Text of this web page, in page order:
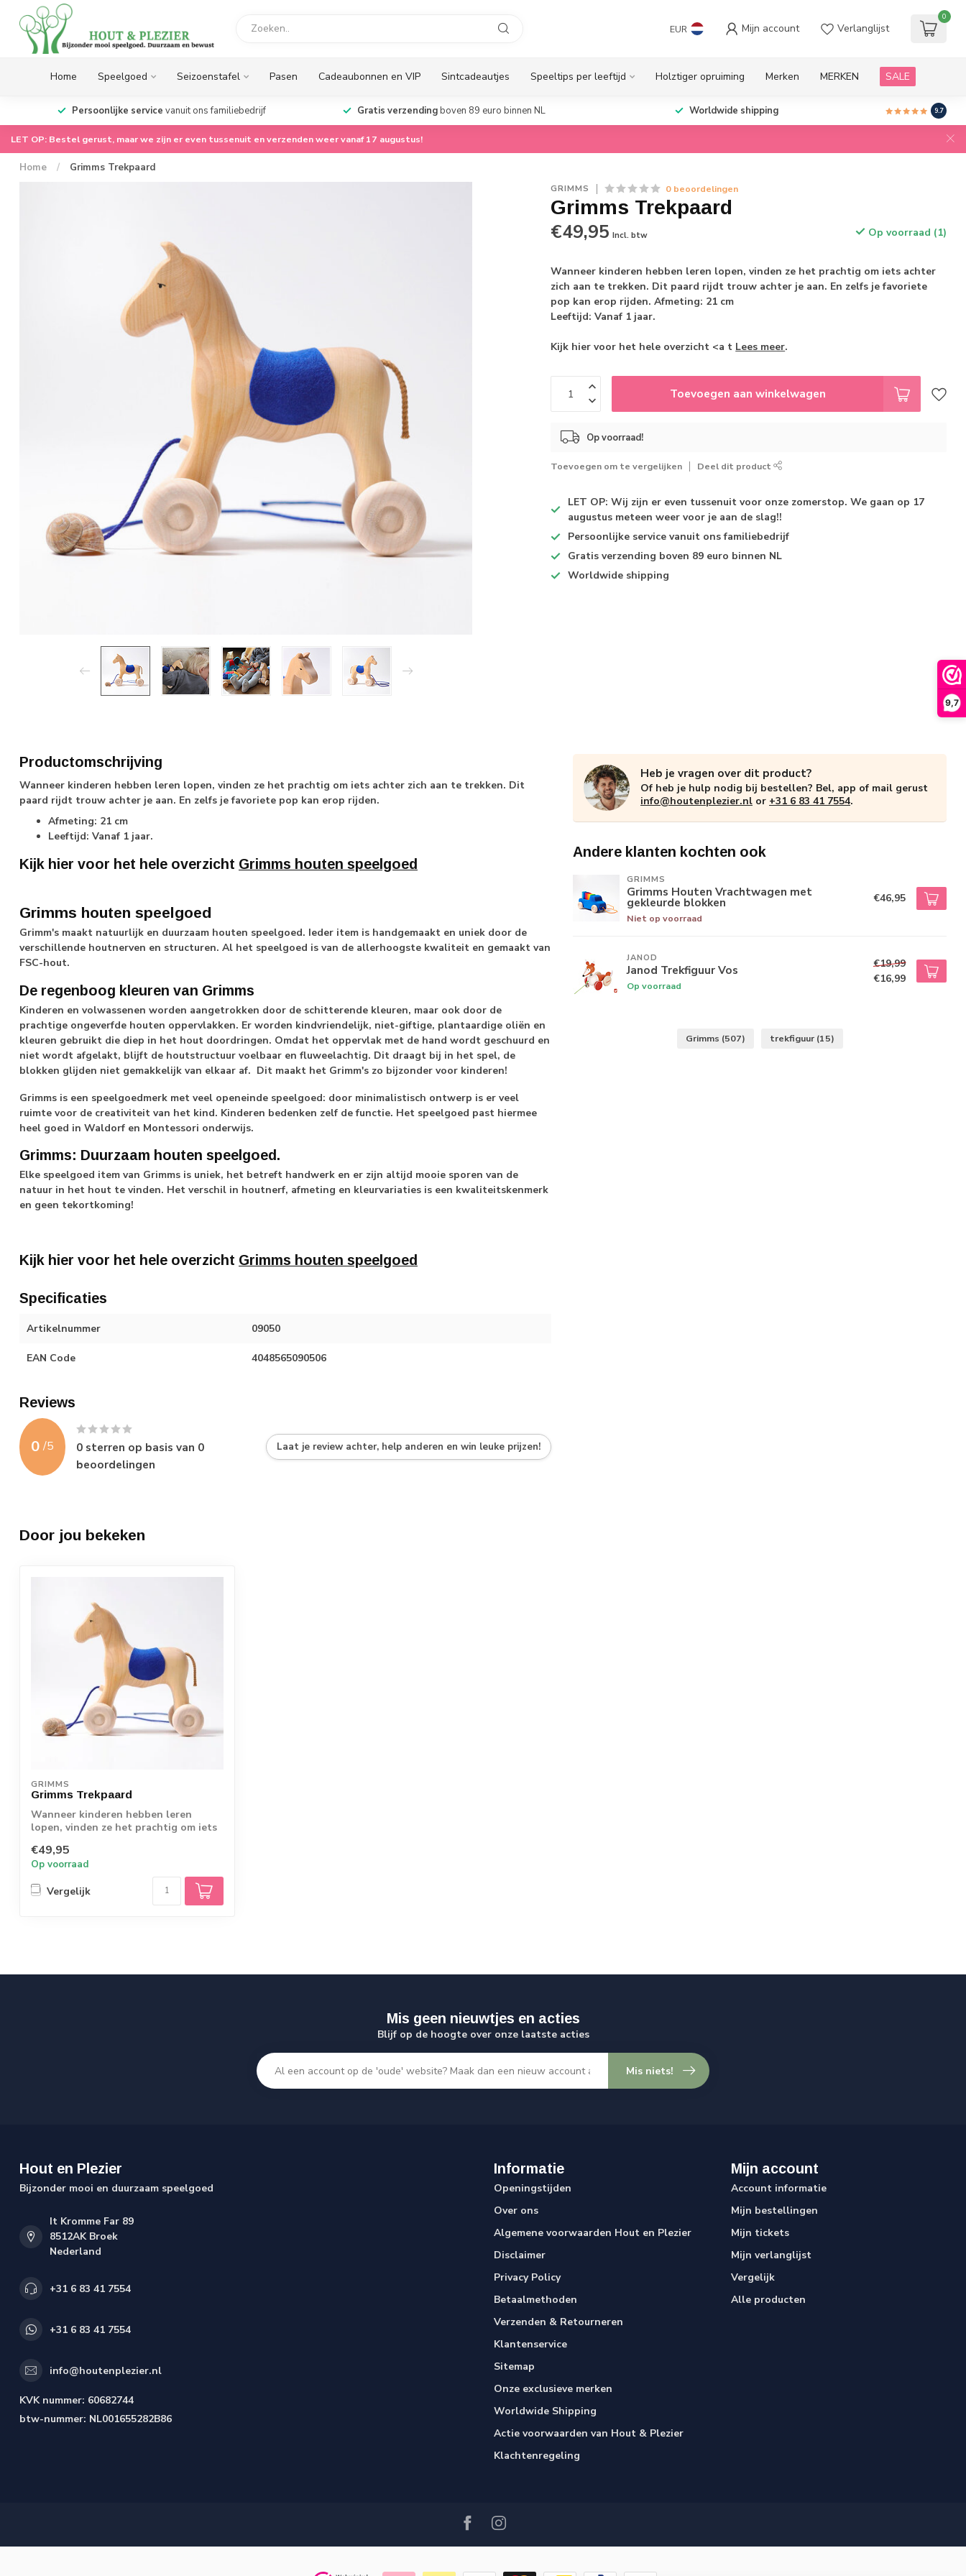
9,7
EUR Mijn account Verlanglijst
0
Home Speelgoed Seizoenstafel Pasen Cadeaubonnen en VIP Sintcadeautjes Speeltips per leeftijd Holztiger opruiming Merken MERKEN SALE
Persoonlijke service vanuit ons familiebedrijf Gratis verzendingboven 89 euro binnen NL Worldwide shipping 9.7
LET OP: Bestel gerust, maar we zijn er even tussenuit en verzenden weer vanaf 17 augustus!
Home / Grimms Trekpaard
GRIMMS 0 beoordelingen
Grimms Trekpaard
€49,95 Incl. btw Op voorraad (1)
Wanneer kinderen hebben leren lopen, vinden ze het prachtig om iets achter
zich aan te trekken. Dit paard rijdt trouw achter je aan. En zelfs je favoriete
pop kan erop rijden. Afmeting: 21 cm
Leeftijd: Vanaf 1 jaar.
Kijk hier voor het hele overzicht <a t Lees meer.
Toevoegen aan winkelwagen
Op voorraad!
Toevoegen om te vergelijken Deel dit product
LET OP: Wij zijn er even tussenuit voor onze zomerstop. We gaan op 17
augustus meteen weer voor je aan de slag!!
Persoonlijke service vanuit ons familiebedrijf
Gratis verzending boven 89 euro binnen NL
Worldwide shipping
Productomschrijving
Wanneer kinderen hebben leren lopen, vinden ze het prachtig om iets achter zich aan te trekken. Dit
paard rijdt trouw achter je aan. En zelfs je favoriete pop kan erop rijden.
Afmeting: 21 cm
Leeftijd: Vanaf 1 jaar.
Kijk hier voor het hele overzicht Grimms houten speelgoed
Grimms houten speelgoed
Grimm's maakt natuurlijk en duurzaam houten speelgoed. Ieder item is handgemaakt en uniek door de
verschillende houtnerven en structuren. Al het speelgoed is van de allerhoogste kwaliteit en gemaakt van
FSC-hout.
De regenboog kleuren van Grimms
Kinderen en volwassenen worden aangetrokken door de schitterende kleuren, maar ook door de
prachtige ongeverfde houten oppervlakken. Er worden kindvriendelijk, niet-giftige, plantaardige oliën en
kleuren gebruikt die diep in het hout doordringen. Omdat het oppervlak met de hand wordt geschuurd en
niet wordt afgelakt, blijft de houtstructuur voelbaar en fluweelachtig. Dit draagt bij in het spel, de
blokken glijden niet gemakkelijk van elkaar af. Dit maakt het Grimm's zo bijzonder voor kinderen!
Grimms is een speelgoedmerk met veel openeinde speelgoed: door minimalistisch ontwerp is er veel
ruimte voor de creativiteit van het kind. Kinderen bedenken zelf de functie. Het speelgoed past hiermee
heel goed in Waldorf en Montessori onderwijs.
Grimms: Duurzaam houten speelgoed.
Elke speelgoed item van Grimms is uniek, het betreft handwerk en er zijn altijd mooie sporen van de
natuur in het hout te vinden. Het verschil in houtnerf, afmeting en kleurvariaties is een kwaliteitskenmerk
en geen tekortkoming!
Kijk hier voor het hele overzicht Grimms houten speelgoed
Specificaties
Artikelnummer 09050
EAN Code 4048565090506
Reviews
0 /5 0 sterren op basis van 0
beoordelingen
Laat je review achter, help anderen en win leuke prijzen!
Heb je vragen over dit product?
Of heb je hulp nodig bij bestellen? Bel, app of mail gerust
info@houtenplezier.nl or +31 6 83 41 7554.
Andere klanten kochten ook
GRIMMS
Grimms Houten Vrachtwagen met
gekleurde blokken
Niet op voorraad
€46,95
JANOD
Janod Trekfiguur Vos
Op voorraad
€19,99
€16,99
Grimms (507) trekfiguur (15)
Door jou bekeken
GRIMMS
Grimms Trekpaard
Wanneer kinderen hebben leren
lopen, vinden ze het prachtig om iets
€49,95
Op voorraad
Vergelijk
Mis geen nieuwtjes en acties
Blijf op de hoogte over onze laatste acties
Mis niets!
Hout en Plezier
Bijzonder mooi en duurzaam speelgoed
It Kromme Far 89
8512AK Broek
Nederland
+31 6 83 41 7554
+31 6 83 41 7554
info@houtenplezier.nl
KVK nummer: 60682744
btw-nummer: NL001655282B86
Informatie
Openingstijden
Over ons
Algemene voorwaarden Hout en Plezier
Disclaimer
Privacy Policy
Betaalmethoden
Verzenden & Retourneren
Klantenservice
Sitemap
Onze exclusieve merken
Worldwide Shipping
Actie voorwaarden van Hout & Plezier
Klachtenregeling
Mijn account
Account informatie
Mijn bestellingen
Mijn tickets
Mijn verlanglijst
Vergelijk
Alle producten